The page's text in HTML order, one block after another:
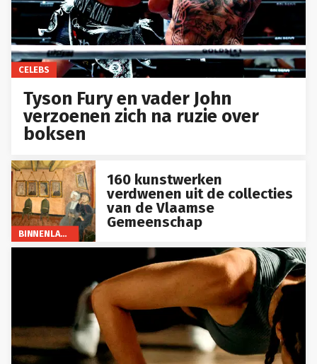
CELEBS
Tyson Fury en vader John
verzoenen zich na ruzie over
boksen
BINNENLAND
160 kunstwerken
verdwenen uit de collecties
van de Vlaamse
Gemeenschap